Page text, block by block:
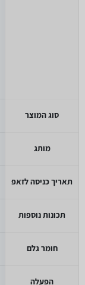
סוג המוצר
מותג
תאריך כניסה לזאפ
תכונות נוספות
חומר גלם
הפעלה